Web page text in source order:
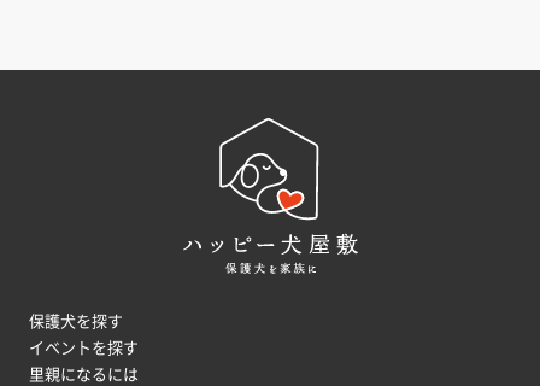
保護犬を探す
イベントを探す
里親になるには